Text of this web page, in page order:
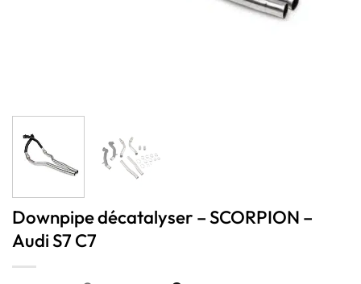
Downpipe décatalyser – SCORPION –
Audi S7 C7